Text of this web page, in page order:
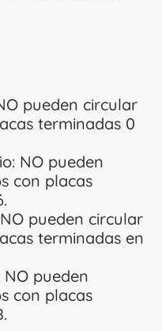
pueden circular
terminadas 0
NO pueden
con placas
pueden circular
terminadas en
NO pueden
con placas